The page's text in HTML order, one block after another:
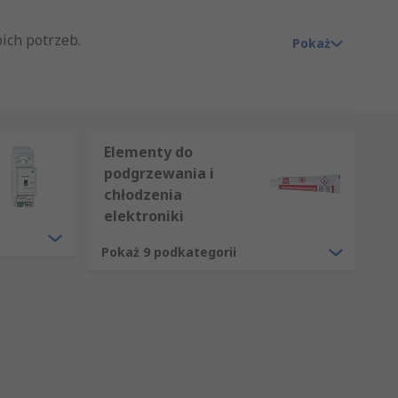
potrzeb.
obniżenia temperatury.
baterii i innych urządzeń w określonym
Pokaż
Elementy do
podgrzewania i
chłodzenia
elektroniki
Pokaż 9 podkategorii